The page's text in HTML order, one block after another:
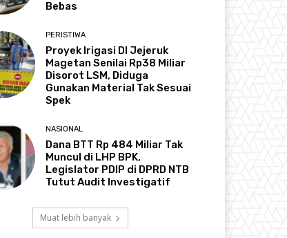
Bebas
PERISTIWA
Proyek Irigasi DI Jejeruk
Magetan Senilai Rp38 Miliar
Disorot LSM, Diduga
Gunakan Material Tak Sesuai
Spek
NASIONAL
Dana BTT Rp 484 Miliar Tak
Muncul di LHP BPK,
Legislator PDIP di DPRD NTB
Tutut Audit Investigatif
Muat lebih banyak